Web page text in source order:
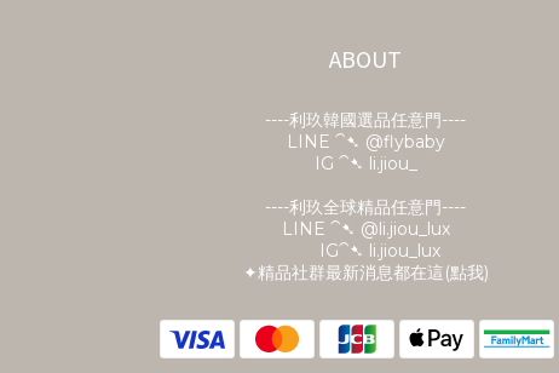
ABOUT
----利玖韓國選品任意門----
LINE ⁀➷ @flybaby
IG ⁀➷ li.jiou_
----利玖全球精品任意門----
LINE ⁀➷ @li.jiou_lux
IG⁀➷ li.jiou_lux
✦精品社群最新消息都在這(點我)